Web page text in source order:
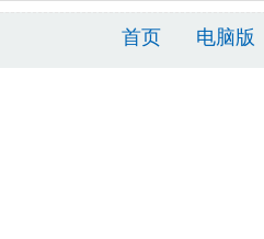
首页 电脑版